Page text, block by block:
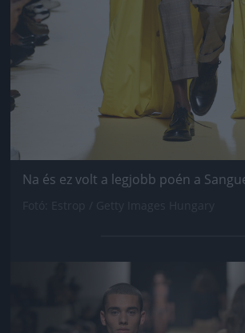
Na és ez volt a legjobb poén a
Jön még kép!